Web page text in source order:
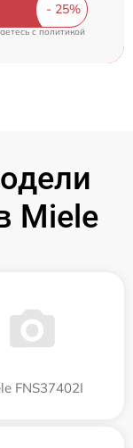
cполитикой
Miele
FNS37402I